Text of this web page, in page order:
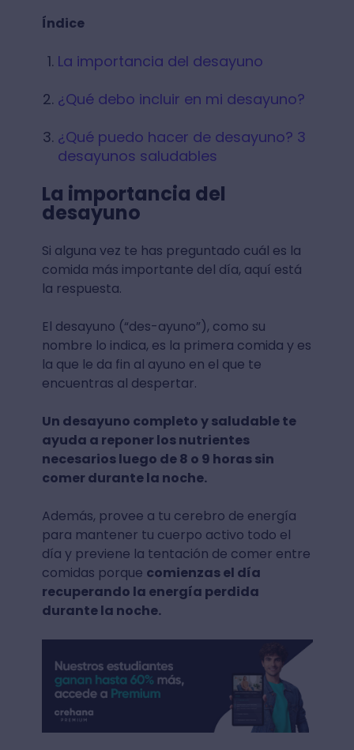
Índice
La importancia del desayuno
¿Qué debo incluir en mi desayuno?
¿Qué puedo hacer de desayuno? 3
desayunos saludables
La importancia del
desayuno
Si alguna vez te has preguntado cuál es la
comida más importante del día, aquí está
la respuesta.
El desayuno (“des-ayuno”), como su
nombre lo indica, es la primera comida y es
la que le da fin al ayuno en el que te
encuentras al despertar.
Un desayuno completo y saludable te
ayuda a reponer los nutrientes
necesarios luego de 8 o 9 horas sin
comer durante la noche.
Además, provee a tu cerebro de energía
para mantener tu cuerpo activo todo el
día y previene la tentación de comer entre
comidas porque comienzas el día
recuperando la energía perdida
durante la noche.